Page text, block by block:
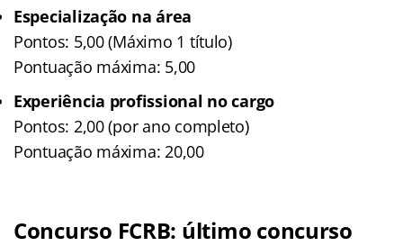
Especialização na área
Pontos: 5,00 (Máximo 1 título)
Pontuação máxima: 5,00
Experiência profissional no cargo
Pontos: 2,00 (por ano completo)
Pontuação máxima: 20,00
Concurso FCRB: último concurso